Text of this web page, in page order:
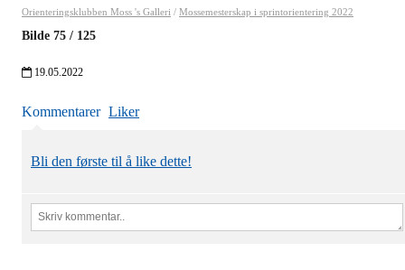
Orienteringsklubben Moss 's Galleri / Mossemesterskap i sprintorientering 2022
Bilde 75 / 125
19.05.2022
Kommentarer Liker
Bli den første til å like dette!